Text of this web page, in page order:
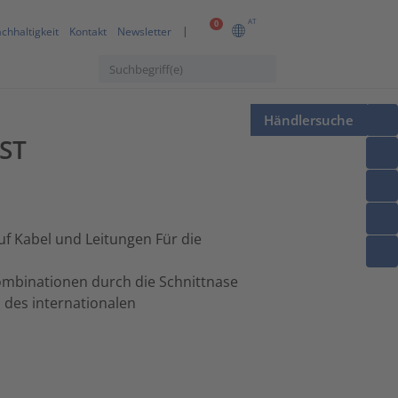
0 AT
Kontakt Newsletter
Händlersuche
Kabel und Leitungen Für die
durch die Schnittnase
des internationalen